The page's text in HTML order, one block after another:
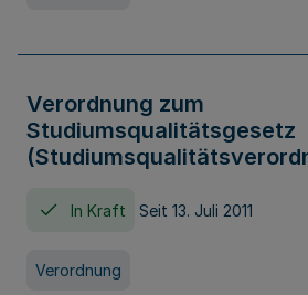
Verordnung zum
Studiumsqualitätsgesetz
In Kraft Seit 13. Juli 2011
Verordnung